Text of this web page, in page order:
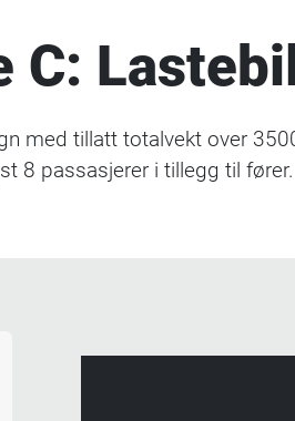
C:
med tillatt totalvekt over
8 passasjerer i tillegg til fører.